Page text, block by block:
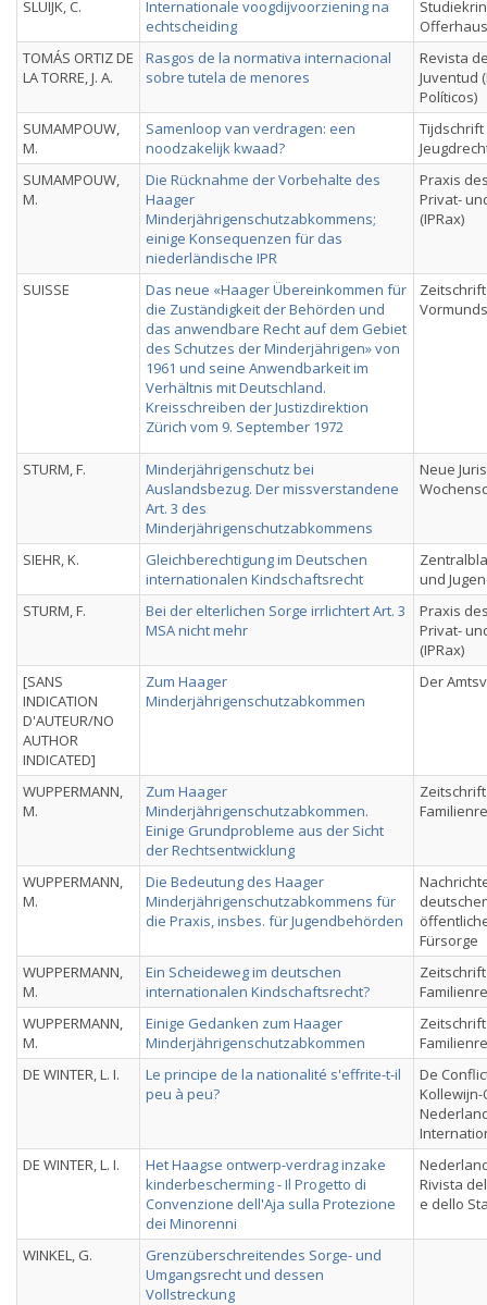
SLUIJK, C.
Internationale voogdijvoorziening na
echtscheiding
TOMÁS ORTIZ DE
LA TORRE, J. A.
Rasgos de la normativa internacional
sobre tutela de menores
Revista
Juventud
Políticos)
SUMAMPOUW,
M.
Samenloop van verdragen: een
noodzakelijk kwaad?
Tijdschrift
SUMAMPOUW,
M.
Die Rücknahme der Vorbehalte des
Haager
Minderjährigenschutzabkommens;
einige Konsequenzen für das
niederländische IPR
Praxis
Privat-
(IPRax)
SUISSE
Das neue «Haager Übereinkommen für
die Zuständigkeit der Behörden und
das anwendbare Recht auf dem Gebiet
des Schutzes der Minderjährigen» von
1961 und seine Anwendbarkeit im
Verhältnis mit Deutschland.
Kreisschreiben der Justizdirektion
Zürich vom 9. September 1972
STURM, F.
Minderjährigenschutz bei
Auslandsbezug. Der missverstandene
Art. 3 des
Minderjährigenschutzabkommens
Neue
SIEHR, K.
Gleichberechtigung im Deutschen
internationalen Kindschaftsrecht
und
STURM, F.
Bei der elterlichen Sorge irrlichtert Art. 3
MSA nicht mehr
Praxis
Privat-
(IPRax)
[SANS
INDICATION
D'AUTEUR/NO
AUTHOR
INDICATED]
Zum Haager
Minderjährigenschutzabkommen
Der
WUPPERMANN,
M.
Zum Haager
Minderjährigenschutzabkommen.
Einige Grundprobleme aus der Sicht
der Rechtsentwicklung
WUPPERMANN,
M.
Die Bedeutung des Haager
Minderjährigenschutzabkommens für
die Praxis, insbes. für Jugendbehörden
Fürsorge
WUPPERMANN,
M.
Ein Scheideweg im deutschen
internationalen Kindschaftsrecht?
WUPPERMANN,
M.
Einige Gedanken zum Haager
Minderjährigenschutzabkommen
DE WINTER, L. I.
Le principe de la nationalité s'effrite-t-il
peu à peu?
De
DE WINTER, L. I.
Het Haagse ontwerp-verdrag inzake
kinderbescherming - Il Progetto di
Convenzione dell'Aja sulla Protezione
dei Minorenni
Rivista
e dello
WINKEL, G.
Grenzüberschreitendes Sorge- und
Umgangsrecht und dessen
Vollstreckung